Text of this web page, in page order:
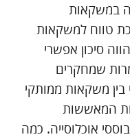
במשקאות
טווח למשקאות
סיכון אפשרי
שמחקרים
בין משקאות ממותקי
המאששות
אוכלוסייה. כמה